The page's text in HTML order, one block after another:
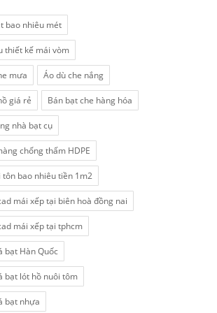
bao nhiêu mét
thiết kế mái vòm
mưa Áo dù che nắng
giá rẻ Bán bạt che hàng hóa
nhà bạt cụ
chống thấm HDPE
tôn bao nhiêu tiền 1m2
mái xếp tại biên hoà đồng nai
mái xếp tại tphcm
bạt Hàn Quốc
bạt lót hồ nuôi tôm
bạt nhựa